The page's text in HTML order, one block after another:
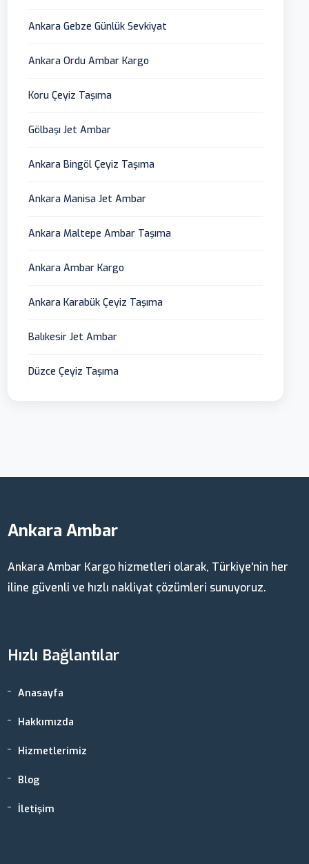
Ankara Gebze Günlük Sevkiyat
Ankara Ordu Ambar Kargo
Koru Çeyiz Taşıma
Gölbaşı Jet Ambar
Ankara Bingöl Çeyiz Taşıma
Ankara Manisa Jet Ambar
Ankara Maltepe Ambar Taşıma
Ankara Ambar Kargo
Ankara Karabük Çeyiz Taşıma
Balıkesir Jet Ambar
Düzce Çeyiz Taşıma
Ankara Ambar
Ankara Ambar Kargo hizmetleri olarak, Türkiye'nin her
iline güvenli ve hızlı nakliyat çözümleri sunuyoruz.
Hızlı Bağlantılar
Anasayfa
Hakkımızda
Hizmetlerimiz
Blog
İletişim